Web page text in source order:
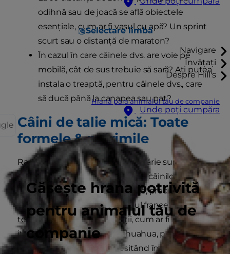
Selectare limbă
Navigare
Învățați
Despre Hill's
Hrană para animalul tău de companie
Unde poți cumpăra
Găsește hrana potrivită
pentru animalul tău de
companie
odihnă sau de joacă se află obiectele
esențiale, cum ar fi vasul cu apă? Un sprint
scurt sau o distanță de maraton?
În cazul în care câinele dvs. are voie pe
mobilă, cât de sus trebuie să sară? Ați putea
instala o treaptă, pentru câinele dvs., care
să ducă până la canapea sau pat?
Câini de talie mică: Toate
formele & mărimile
Rasele mici, miniaturale și de jucărie sunt un
rezultat al varietății largi a formei câinilor mini:
unele sunt compacte și robuste, precum
terrierul Jack Russell, bulldogul francez sau
terrierul alb vest scoțian. Alții, cum ar fi ogarii
italieni, Prague Ratter și chihuahua, pot fi destul
de sensibili și delicați, necesitând în mod natural